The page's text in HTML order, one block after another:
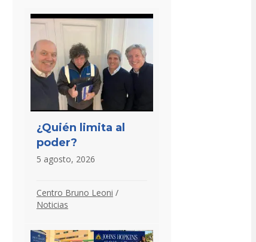
¿Quién limita al
poder?
5 agosto, 2026
Centro Bruno Leoni /
Noticias